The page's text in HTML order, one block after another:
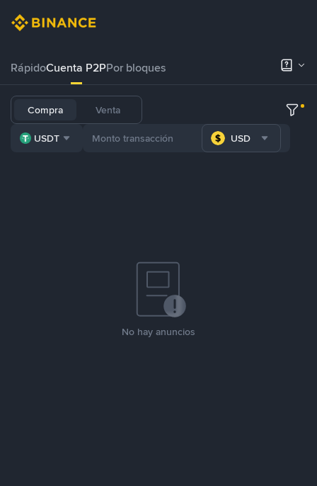
RápidoCuenta P2PPor bloques
Compra Venta
USDT USD
No hay anuncios